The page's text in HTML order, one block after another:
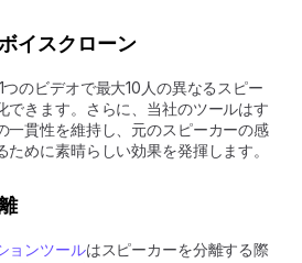
イスクローン
のビデオで最大10人の異なるスピー
できます。さらに、当社のツールはす
一貫性を維持し、元のスピーカーの感
めに素晴らしい効果を発揮します。
ョンツールはスピーカーを分離する際